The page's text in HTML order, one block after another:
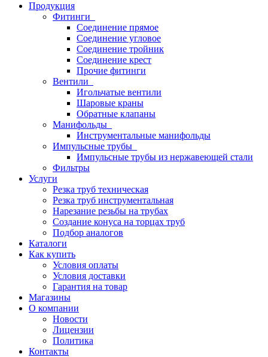
Продукция
Фитинги
Соединение прямое
Соединение угловое
Соединение тройник
Соединение крест
Прочие фитинги
Вентили
Игольчатые вентили
Шаровые краны
Обратные клапаны
Манифольды
Инструментальные манифольды
Импульсные трубы
Импульсные трубы из нержавеющей стали
Фильтры
Услуги
Резка труб техническая
Резка труб инструментальная
Нарезание резьбы на трубах
Создание конуса на торцах труб
Подбор аналогов
Каталоги
Как купить
Условия оплаты
Условия доставки
Гарантия на товар
Магазины
О компании
Новости
Лицензии
Политика
Контакты